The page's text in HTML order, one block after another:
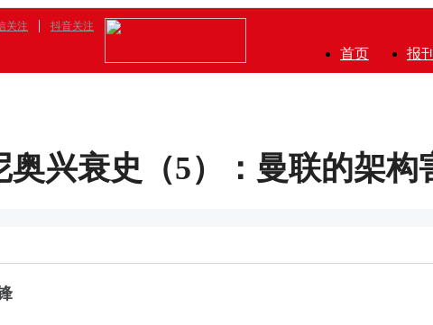
关注 抖音关注
首页 报刊
奥兴衰史（5）：曼联的架构